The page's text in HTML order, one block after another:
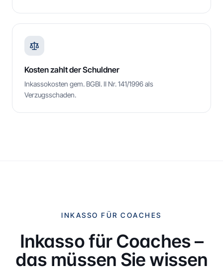
Kosten zahlt der Schuldner
Inkassokosten gem. BGBl. II Nr. 141/1996 als
Verzugsschaden.
INKASSO FÜR COACHES
Inkasso für Coaches –
das müssen Sie wissen